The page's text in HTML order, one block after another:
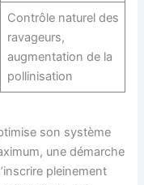
Contrôle naturel des
ravageurs,
augmentation de la
pollinisation
son système
une démarche
pleinement